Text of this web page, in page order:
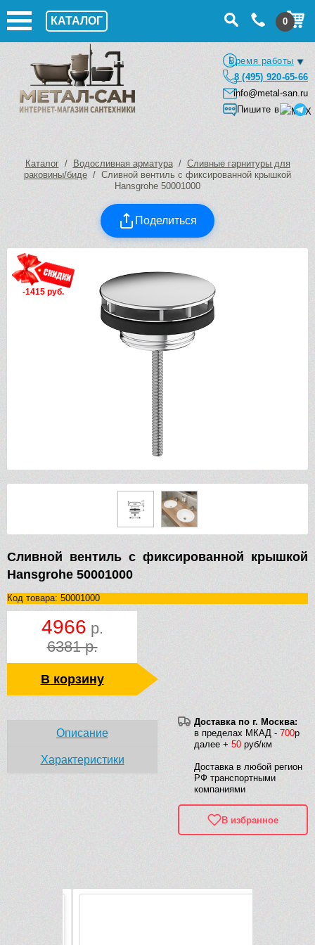
КАТАЛОГ 0
Время работы
8 (495) 920-65-66
info@metal-san.ru
Пишите в
Каталог/ Водосливная арматура/ Сливные гарнитуры для
раковины/биде / Сливной вентиль с фиксированной крышкой
Hansgrohe 50001000
Поделиться
-1415 руб.
Сливной вентиль с фиксированной крышкой
Hansgrohe 50001000
Код товара: 50001000
4966 р.
6381 р.
В корзину
Доставка по г. Москва:
в пределах МКАД - 700р
далее + 50 руб/км
Доставка в любой регион
РФ транспортными
компаниями
В избранное
Описание
Характеристики